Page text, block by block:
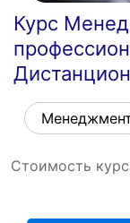
Курс
Стоимость